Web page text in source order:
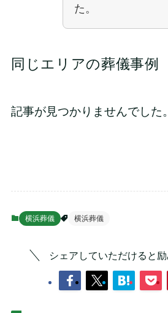
た。
同じエリアの葬儀事例
記事が見つかりませんでした。
横浜葬儀 横浜葬儀
シェアしていただけると